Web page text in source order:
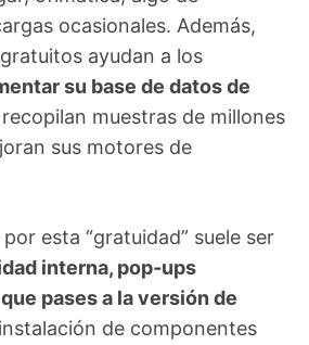
ocasionales. Además,
ayudan a los
su base de datos de
muestras de millones
sus motores de
esta “gratuidad” suele ser
interna, pop‑ups
pases a la versión de
de componentes